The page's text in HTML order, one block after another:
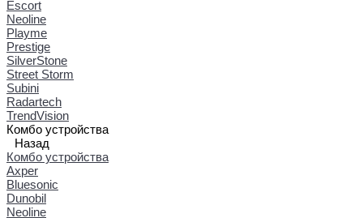
Escort
Neoline
Playme
Prestige
SilverStone
Street Storm
Subini
Radartech
TrendVision
Комбо устройства
Назад
Комбо устройства
Axper
Bluesonic
Dunobil
Neoline